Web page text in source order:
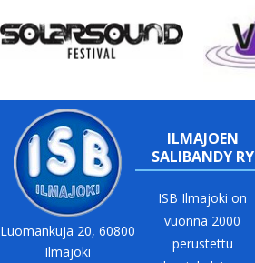
Luomankuja 20, 60800
Ilmajoki
ILMAJOEN
SALIBANDY RY
ISB Ilmajoki on
vuonna 2000
perustettu